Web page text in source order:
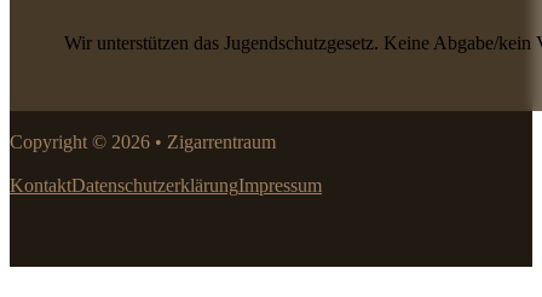
Wir unterstützen das Jugendschutzgesetz. Keine Abgabe/
Copyright © 2026 • Zigarrentraum
KontaktDatenschutzerklärungImpressum